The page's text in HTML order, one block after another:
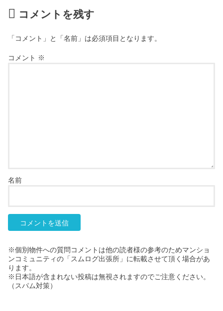
コメントを残す
「コメント」と「名前」は必須項目となります。
コメント ※
名前
※個別物件への質問コメントは他の読者様の参考のためマンショ
ンコミュニティの「スムログ出張所」に転載させて頂く場合があ
ります。
※日本語が含まれない投稿は無視されますのでご注意ください。
（スパム対策）